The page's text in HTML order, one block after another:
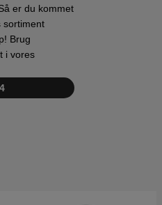
er du kommet
sortiment
Brug
i vores